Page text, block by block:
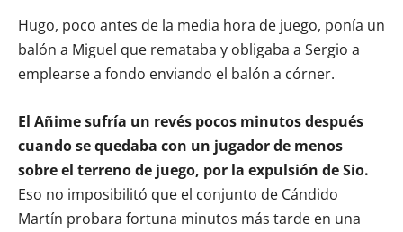
Hugo, poco antes de la media hora de juego, ponía un
balón a Miguel que remataba y obligaba a Sergio a
emplearse a fondo enviando el balón a córner.
El Añime sufría un revés pocos minutos después
cuando se quedaba con un jugador de menos
sobre el terreno de juego, por la expulsión de Sio.
Eso no imposibilitó que el conjunto de Cándido
Martín probara fortuna minutos más tarde en una